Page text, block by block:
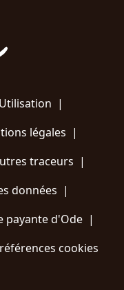
|
légales |
traceurs |
données |
payante d'Ode |
cookies